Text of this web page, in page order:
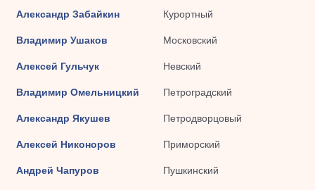
Александр Забайкин Курортный
Владимир Ушаков Московский
Алексей Гульчук Невский
Владимир Омельницкий Петроградский
Александр Якушев Петродворцовый
Алексей Никоноров Приморский
Андрей Чапуров Пушкинский